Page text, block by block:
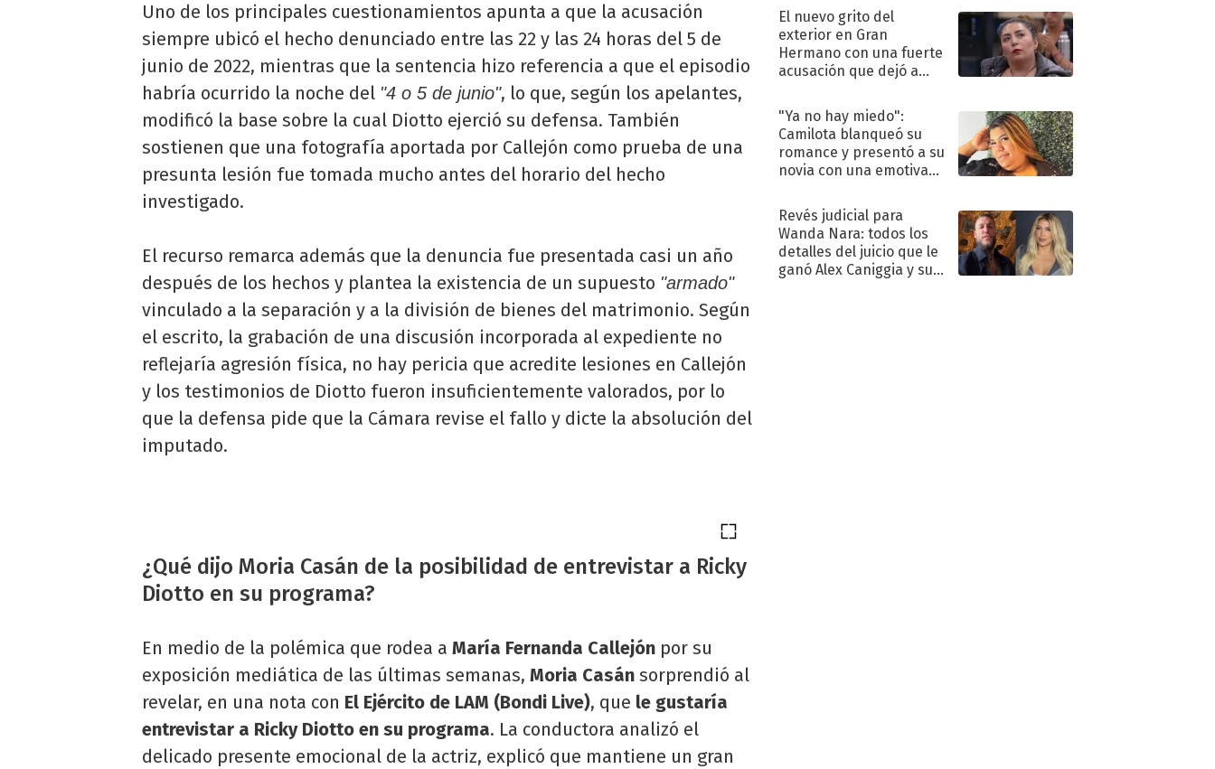
Uno de los principales cuestionamientos apunta a que la acusación
siempre ubicó el hecho denunciado entre las 22 y las 24 horas del 5 de
junio de 2022, mientras que la sentencia hizo referencia a que el episodio
habría ocurrido la noche del "4 o 5 de junio", lo que, según los apelantes,
modificó la base sobre la cual Diotto ejerció su defensa. También
sostienen que una fotografía aportada por Callejón como prueba de una
presunta lesión fue tomada mucho antes del horario del hecho
investigado.
El recurso remarca además que la denuncia fue presentada casi un año
después de los hechos y plantea la existencia de un supuesto "armado"
vinculado a la separación y a la división de bienes del matrimonio. Según
el escrito, la grabación de una discusión incorporada al expediente no
reflejaría agresión física, no hay pericia que acredite lesiones en Callejón
y los testimonios de Diotto fueron insuficientemente valorados, por lo
que la defensa pide que la Cámara revise el fallo y dicte la absolución del
imputado.
¿Qué dijo Moria Casán de la posibilidad de entrevistar a Ricky
Diotto en su programa?
En medio de la polémica que rodea a María Fernanda Callejón por su
exposición mediática de las últimas semanas, Moria Casán sorprendió al
revelar, en una nota con El Ejército de LAM (Bondi Live), que le gustaría
entrevistar a Ricky Diotto en su programa. La conductora analizó el
delicado presente emocional de la actriz, explicó que mantiene un gran
El nuevo grito del
exterior en Gran
Hermano con una fuerte
acusación que dejó a
"Traidora"
"Ya no hay miedo":
Camilota blanqueó su
romance y presentó a su
novia con una emotiva
Revés judicial para
Wanda Nara: todos los
detalles del juicio que le
ganó Alex Caniggia y sus